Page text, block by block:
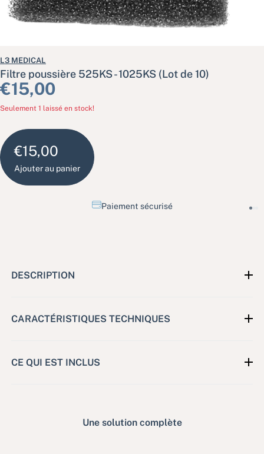
L3 MEDICAL
Filtre poussière 525KS - 1025KS (Lot de 10)
Prix habituel
€15,00
Seulement 1 laissé en stock!
€15,00
Ajouter au panier
Paiement sécurisé
DESCRIPTION
CARACTÉRISTIQUES TECHNIQUES
CE QUI EST INCLUS
Une solution complète